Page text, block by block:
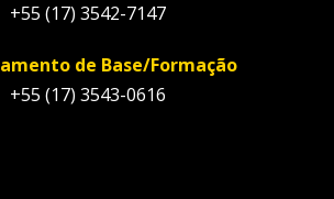
+55 (17) 3542-7147
de Base/Formação
+55 (17) 3543-0616